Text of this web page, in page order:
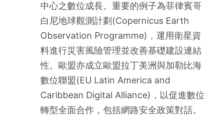
中心之數位成長。重要的例子為菲律賓哥
白尼地球觀測計劃(Copernicus Earth
Observation Programme)，運用衛星資
料進行災害風險管理並改善基礎建設連結
性。歐盟亦成立歐盟拉丁美洲與加勒比海
數位聯盟(EU Latin America and
Caribbean Digital Alliance)，以促進數位
轉型全面合作，包括網路安全政策對話。